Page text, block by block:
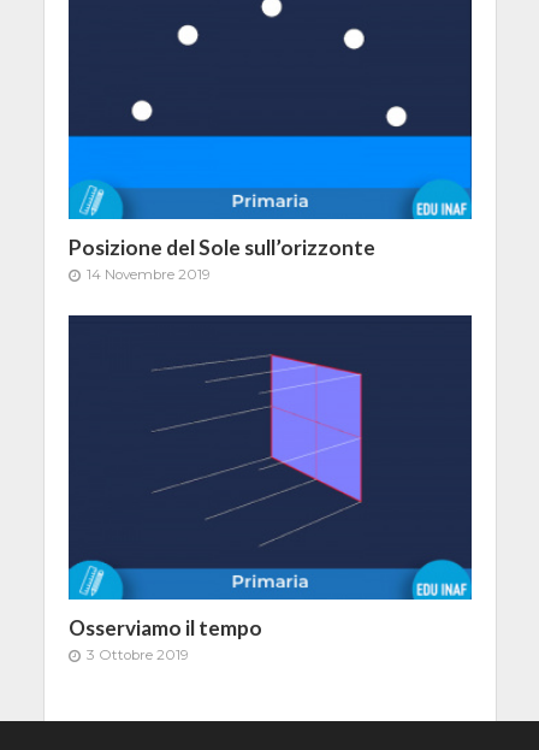
Posizione del Sole sull’orizzonte
14 Novembre 2019
Osserviamo il tempo
3 Ottobre 2019